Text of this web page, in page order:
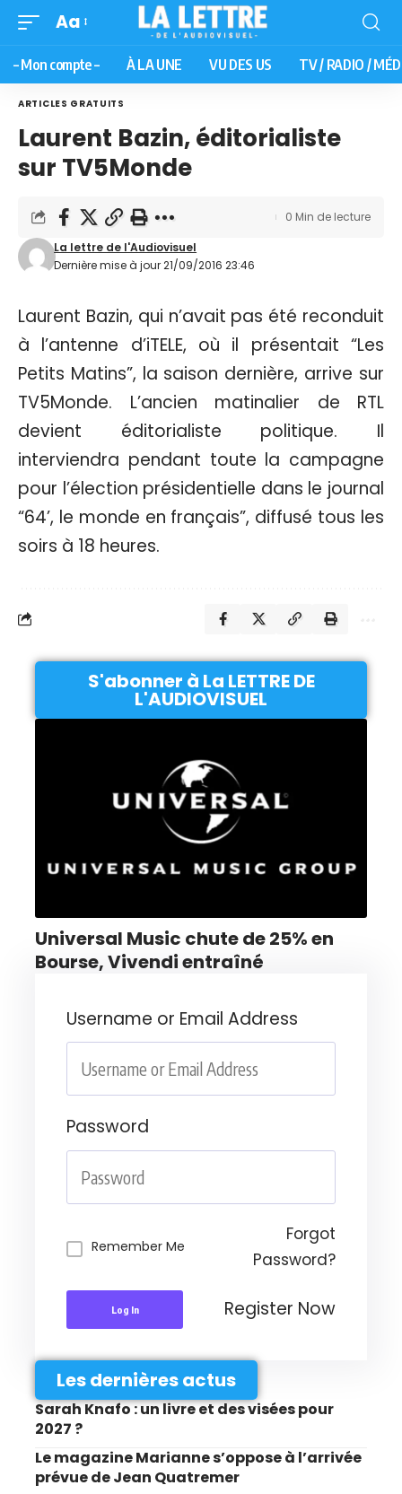
Aa
– Mon compte – À LA UNE VU DES US TV / RADIO /
ARTICLES GRATUITS
Laurent Bazin, éditorialiste
sur TV5Monde
Dernière mise à jour 21/09/2016 23:46
La lettre de l'Audiovisuel
0 Min de lecture
Laurent Bazin, qui n’avait pas été reconduit
à l’antenne d’iTELE, où il présentait “Les
Petits Matins”, la saison dernière, arrive sur
TV5Monde. L’ancien matinalier de RTL
devient éditorialiste politique. Il
interviendra pendant toute la campagne
pour l’élection présidentielle dans le journal
“64’, le monde en français”, diffusé tous les
soirs à 18 heures.
S'abonner à La LETTRE DE
L'AUDIOVISUEL
Universal Music chute de 25% en
Bourse, Vivendi entraîné
Username or Email Address
Password
Remember Me
Forgot
Password?
Log In Register Now
Les dernières actus
Sarah Knafo : un livre et des visées pour
2027 ?
Le magazine Marianne s’oppose à l’arrivée
prévue de Jean Quatremer